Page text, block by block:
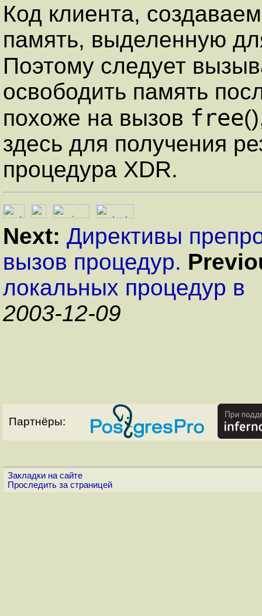
Код клиента,
память, выделенную
Поэтому следует
освободить память
похоже на вызов free
здесь для получения
процедура XDR.
Next: Директивы
вызов процедур.
локальных процедур в
2003-12-09
Партнёры:
Закладки на сайте
Проследить за страницей